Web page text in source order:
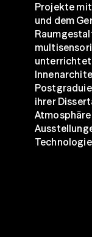
Projekte mit
und dem
unterrichtet
ihrer